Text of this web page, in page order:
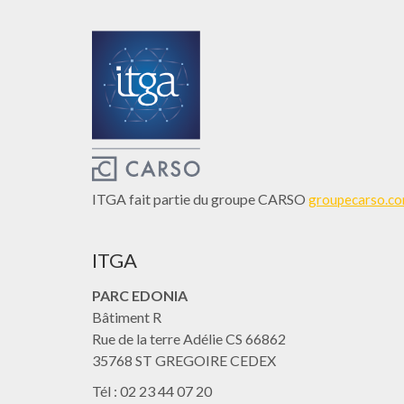
ITGA fait partie du groupe CARSO
ITGA
PARC EDONIA
Bâtiment R
Rue de la terre Adélie CS 66862
35768 ST GREGOIRE CEDEX
Tél : 02 23 44 07 20